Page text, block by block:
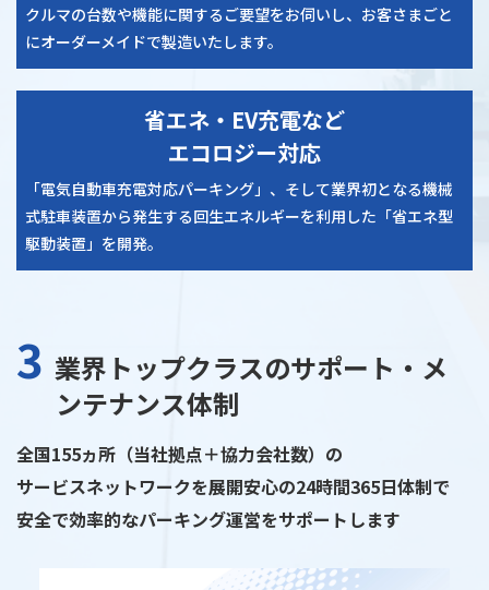
クルマの台数や機能に関するご要望をお伺いし、お客さまごと
にオーダーメイドで製造いたします。
省エネ・EV充電など
エコロジー対応
「電気自動車充電対応パーキング」、そして業界初となる機械
式駐車装置から発生する回生エネルギーを利用した「省エネ型
駆動装置」を開発。
3 業界トップクラスのサポート・ メ
ンテナンス体制
全国155ヵ所（当社拠点＋協力会社数）の
サービスネットワークを展開安⼼の24時間365⽇体制で
安全で効率的なパーキング運営をサポートします